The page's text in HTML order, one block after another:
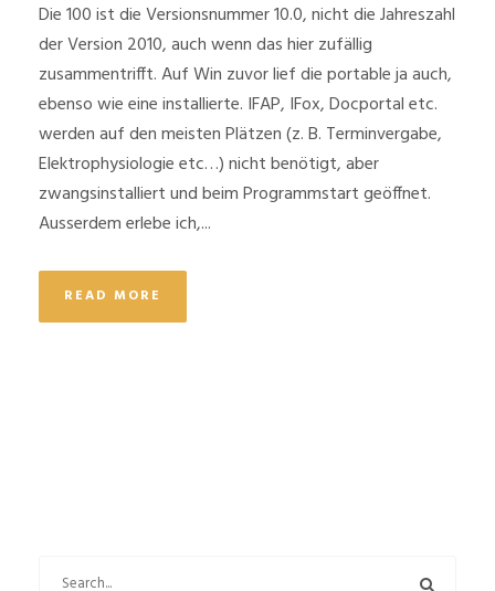
Die 100 ist die Versionsnummer 10.0, nicht die Jahreszahl
der Version 2010, auch wenn das hier zufällig
zusammentrifft. Auf Win zuvor lief die portable ja auch,
ebenso wie eine installierte. IFAP, IFox, Docportal etc.
werden auf den meisten Plätzen (z. B. Terminvergabe,
Elektrophysiologie etc…) nicht benötigt, aber
zwangsinstalliert und beim Programmstart geöffnet.
Ausserdem erlebe ich,...
READ MORE